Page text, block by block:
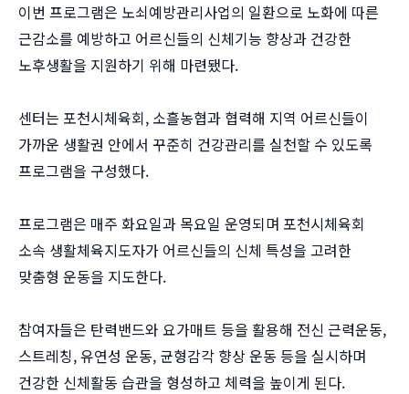
이번 프로그램은 노쇠예방관리사업의 일환으로 노화에 따른
근감소를 예방하고 어르신들의 신체기능 향상과 건강한
노후생활을 지원하기 위해 마련됐다.
센터는 포천시체육회, 소흘농협과 협력해 지역 어르신들이
가까운 생활권 안에서 꾸준히 건강관리를 실천할 수 있도록
프로그램을 구성했다.
프로그램은 매주 화요일과 목요일 운영되며 포천시체육회
소속 생활체육지도자가 어르신들의 신체 특성을 고려한
맞춤형 운동을 지도한다.
참여자들은 탄력밴드와 요가매트 등을 활용해 전신 근력운동,
스트레칭, 유연성 운동, 균형감각 향상 운동 등을 실시하며
건강한 신체활동 습관을 형성하고 체력을 높이게 된다.